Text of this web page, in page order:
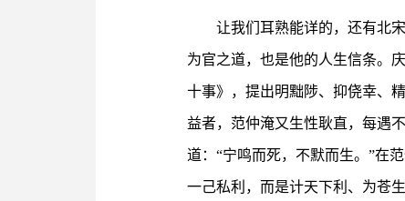
让我们耳熟能详的，还有北
为官之道，也是他的人生信条。
十事》，提出明黜陟、抑侥幸、
益者，范仲淹又生性耿直，每遇
道：“宁鸣而死，不默而生。”在
一己私利，而是计天下利、为苍